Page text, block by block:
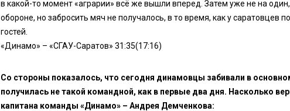
в какой-то момент «аграрии» всё же вышли вперед. Затем уже не на
обороне, но забросить мяч не получалось, в то время, как у саратовцев
гостей.
«Динамо» – «СГАУ-Саратов» 31:35(17:16)
Со стороны показалось, что сегодня динамовцы забивали в
получилась не такой командной, как в первые два дня. Насколько
капитана команды «Динамо» – Андрея Демченкова: